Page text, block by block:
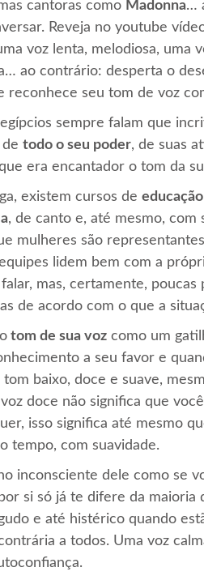
cantoras como Madonna…
Reveja no youtube
voz lenta, melodiosa, uma
ao contrário: desperta o
reconhece seu tom de voz
sempre falam que
de todo o seu poder, de suas
era encantador o tom da
existem cursos de
, de canto e, até mesmo, com
mulheres são
lidem bem com a
mas, certamente,
de acordo com o que a
tom de sua voz como um
a seu favor e
baixo, doce e suave,
doce não significa que
isso significa até mesmo
tempo, com suavidade.
inconsciente dele como se
si só já te difere da maioria
e até histérico quando
a todos. Uma voz